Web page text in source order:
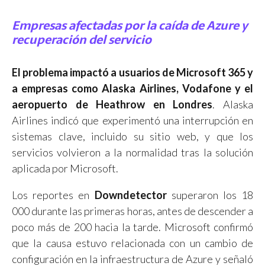
Empresas afectadas por la caída de Azure y
recuperación del servicio
El problema impactó a usuarios de Microsoft 365 y
a empresas como Alaska Airlines, Vodafone y el
aeropuerto de Heathrow en Londres. Alaska
Airlines indicó que experimentó una interrupción en
sistemas clave, incluido su sitio web, y que los
servicios volvieron a la normalidad tras la solución
aplicada por Microsoft.
Los reportes en Downdetectorsuperaron los 18
000 durante las primeras horas, antes de descender a
poco más de 200 hacia la tarde. Microsoft confirmó
que la causa estuvo relacionada con un cambio de
configuración en la infraestructura de Azure y señaló